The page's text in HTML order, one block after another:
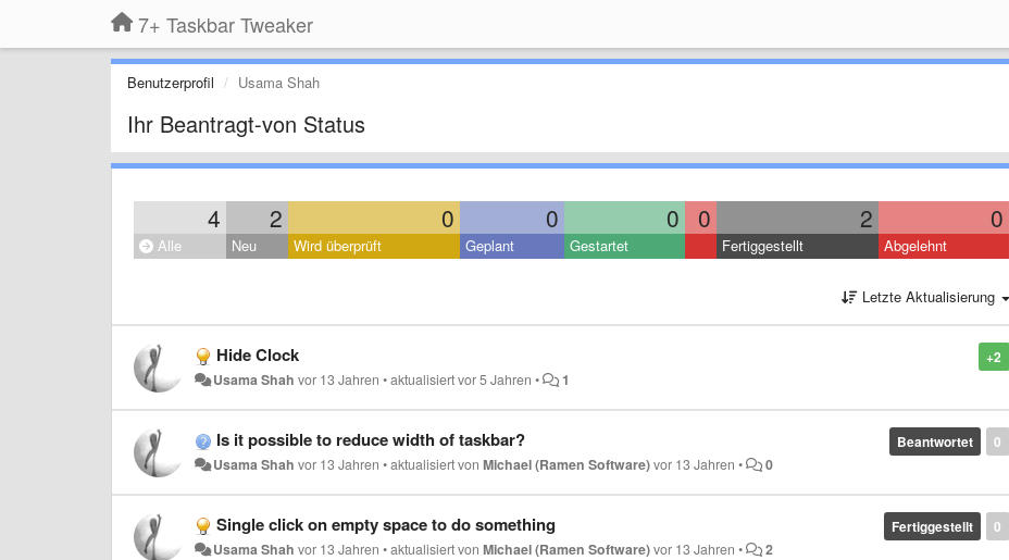
7+ Taskbar Tweaker
Benutzerprofil Usama Shah
Ihr Beantragt-von Status
4 2 0 0 0 0 2 0
Alle Neu Wird überprüft Geplant Gestartet Fertiggestellt Abgelehnt
Letzte Aktualisierung
+2
Hide Clock
Usama Shah vor 13 Jahren •aktualisiertvor 5 Jahren • 1
0
Beantwortet
Is it possible to reduce width of taskbar?
Usama Shah vor 13 Jahren •aktualisiert vonMichael (Ramen Software)vor 13 Jahren • 0
0
Fertiggestellt
Single click on empty space to do something
Usama Shah vor 13 Jahren •aktualisiert vonMichael (Ramen Software)vor 13 Jahren • 2